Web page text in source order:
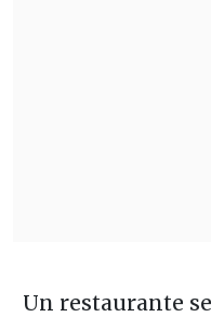
Un restaurante